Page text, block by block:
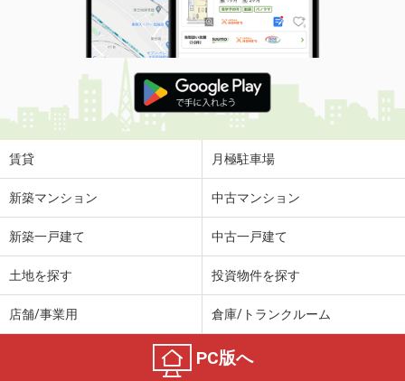
賃貸 月極駐車場
新築マンション 中古マンション
新築一戸建て 中古一戸建て
土地を探す 投資物件を探す
店舗/事業用 倉庫/トランクルーム
PC版へ